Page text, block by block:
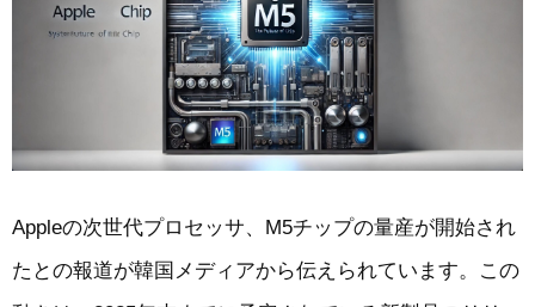
Appleの次世代プロセッサ、M5チップの量産が開始され
たとの報道が韓国メディアから伝えられています。この